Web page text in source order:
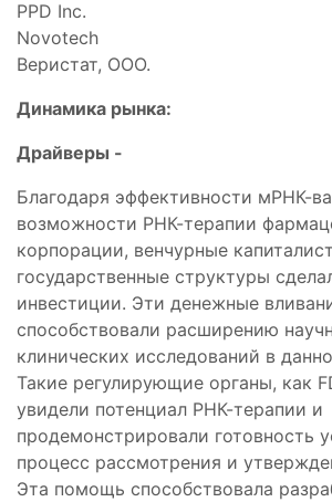
PPD Inc.
Novotech
Веристат, ООО.
Динамика рынка:
Драйверы -
Благодаря эффективности мРНК-
возможности РНК-терапии
корпорации, венчурные
государственные структуры
инвестиции. Эти денежные
способствовали расширению
клинических исследований в
Такие регулирующие органы, как
увидели потенциал РНК-терапии и
продемонстрировали готовность
процесс рассмотрения и
Эта помощь способствовала